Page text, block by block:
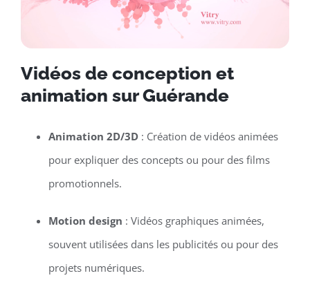
Vidéos de conception et
animation sur Guérande
Animation 2D/3D: Création de vidéos animées
pour expliquer des concepts ou pour des films
promotionnels.
Motion design : Vidéos graphiques animées,
souvent utilisées dans les publicités ou pour des
projets numériques.